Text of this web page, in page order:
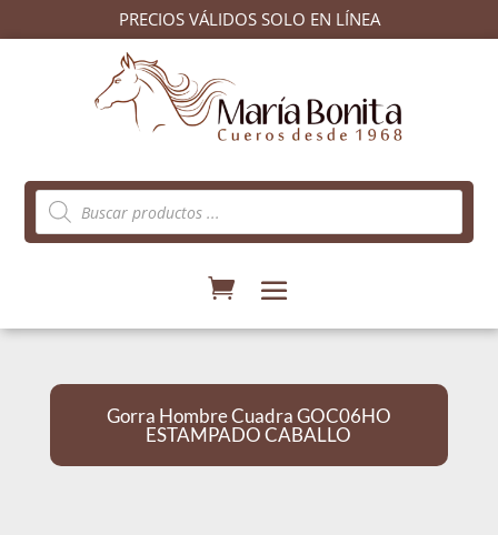
PRECIOS VÁLIDOS SOLO EN LÍNEA
Búsqueda
de
productos
Gorra Hombre Cuadra GOC06HO
ESTAMPADO CABALLO